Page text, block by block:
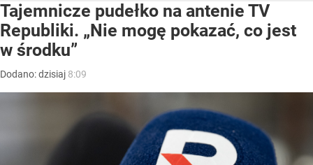
Tajemnicze pudełko na antenie TV
Republiki. „Nie mogę pokazać, co jest
w środku”
Dodano:dzisiaj 8:09